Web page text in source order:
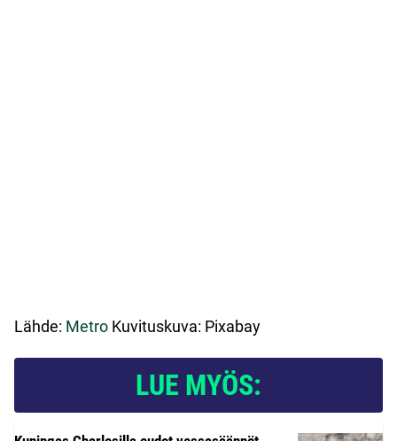
Lähde: Metro Kuvituskuva: Pixabay
LUE MYÖS: